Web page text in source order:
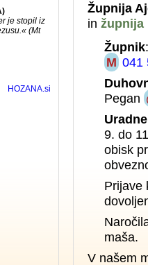
Župnija
in župnija
Župnik
M 041
Pegan
9. do
obisk
Prijave
maša.
V našem